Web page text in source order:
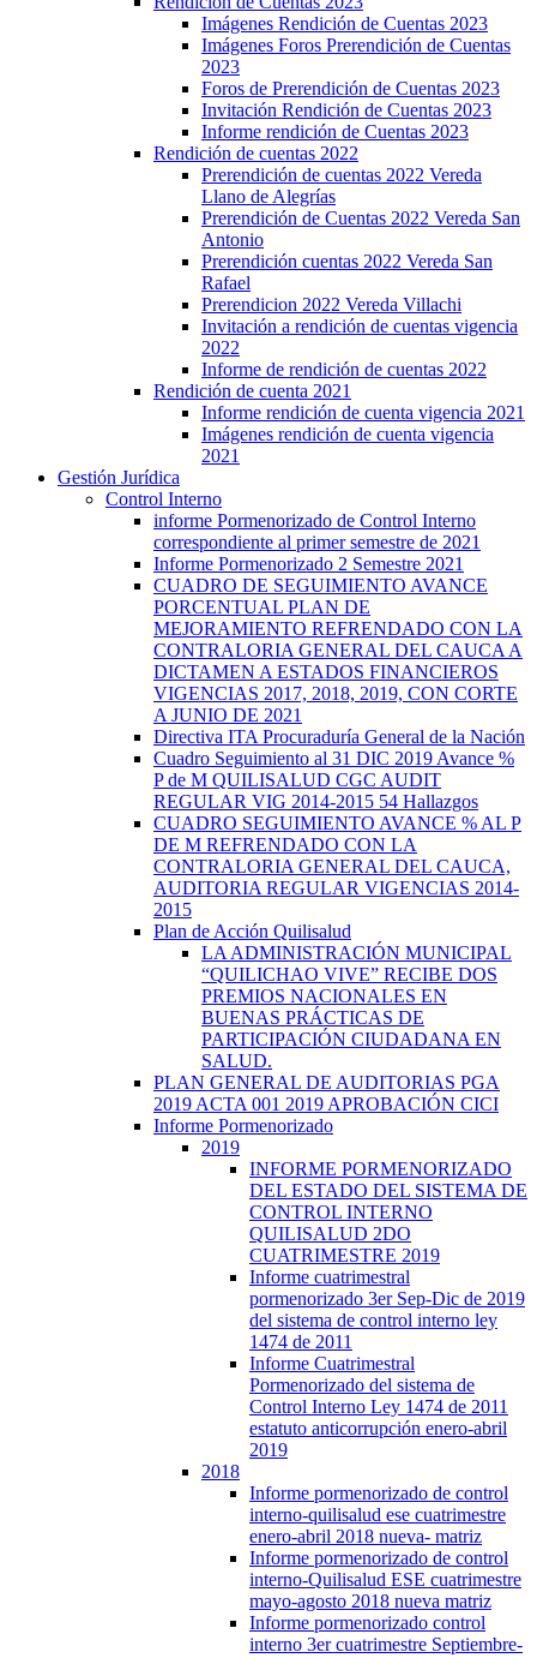
Imágenes Rendición de Cuentas 2023
Imágenes Foros Prerendición de Cuentas
2023
Foros de Prerendición de Cuentas 2023
Invitación Rendición de Cuentas 2023
Informe rendición de Cuentas 2023
Rendición de cuentas 2022
Prerendición de cuentas 2022 Vereda
Llano de Alegrías
Prerendición de Cuentas 2022 Vereda San
Antonio
Prerendición cuentas 2022 Vereda San
Rafael
Prerendicion 2022 Vereda Villachi
Invitación a rendición de cuentas vigencia
2022
Informe de rendición de cuentas 2022
Rendición de cuenta 2021
Informe rendición de cuenta vigencia 2021
Imágenes rendición de cuenta vigencia
2021
Gestión Jurídica
Control Interno
informe Pormenorizado de Control Interno
correspondiente al primer semestre de 2021
Informe Pormenorizado 2 Semestre 2021
CUADRO DE SEGUIMIENTO AVANCE
PORCENTUAL PLAN DE
MEJORAMIENTO REFRENDADO CON LA
CONTRALORIA GENERAL DEL CAUCA A
DICTAMEN A ESTADOS FINANCIEROS
VIGENCIAS 2017, 2018, 2019, CON CORTE
A JUNIO DE 2021
Directiva ITA Procuraduría General de la Nación
Cuadro Seguimiento al 31 DIC 2019 Avance %
P de M QUILISALUD CGC AUDIT
REGULAR VIG 2014-2015 54 Hallazgos
CUADRO SEGUIMIENTO AVANCE % AL P
DE M REFRENDADO CON LA
CONTRALORIA GENERAL DEL CAUCA,
AUDITORIA REGULAR VIGENCIAS 2014-
2015
Plan de Acción Quilisalud
LA ADMINISTRACIÓN MUNICIPAL
“QUILICHAO VIVE” RECIBE DOS
PREMIOS NACIONALES EN
BUENAS PRÁCTICAS DE
PARTICIPACIÓN CIUDADANA EN
SALUD.
PLAN GENERAL DE AUDITORIAS PGA
2019 ACTA 001 2019 APROBACIÓN CICI
Informe Pormenorizado
2019
INFORME PORMENORIZADO
DEL ESTADO DEL SISTEMA DE
CONTROL INTERNO
QUILISALUD 2DO
CUATRIMESTRE 2019
Informe cuatrimestral
pormenorizado 3er Sep-Dic de 2019
del sistema de control interno ley
1474 de 2011
Informe Cuatrimestral
Pormenorizado del sistema de
Control Interno Ley 1474 de 2011
estatuto anticorrupción enero-abril
2019
2018
Informe pormenorizado de control
interno-quilisalud ese cuatrimestre
enero-abril 2018 nueva- matriz
Informe pormenorizado de control
interno-Quilisalud ESE cuatrimestre
mayo-agosto 2018 nueva matriz
Informe pormenorizado control
interno 3er cuatrimestre Septiembre-